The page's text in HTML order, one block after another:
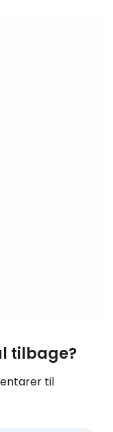
tilbage?
til